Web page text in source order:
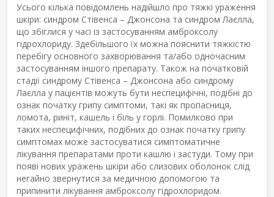
Усього кілька повідомлень надійшло про тяжкі ураження
шкіри: синдром Стівенса – Джонсона та синдром Лаєлла,
що збіглися у часі із застосуванням амброксолу
гідрохлориду. Здебільшого їх можна пояснити тяжкістю
перебігу основного захворювання та/або одночасним
застосуванням іншого препарату. Також на початковій
стадії синдрому Стівенса – Джонсона або синдрому
Лаєлла у пацієнтів можуть бути неспецифічні, подібні до
ознак початку грипу симптоми, такі як пропасниця,
ломота, риніт, кашель і біль у горлі. Помилково при
таких неспецифічних, подібних до ознак початку грипу
симптомах може застосуватися симптоматичне
лікування препаратами проти кашлю і застуди. Тому при
появі нових уражень шкіри або слизових оболонок слід
негайно звернутися за медичною допомогою та
припинити лікування амброксолу гідрохлоридом.